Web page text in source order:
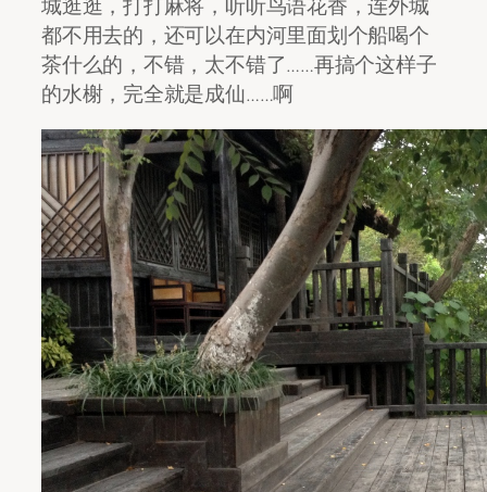
城逛逛，打打麻将，听听鸟语花香，连外城
都不用去的，还可以在内河里面划个船喝个
茶什么的，不错，太不错了……再搞个这样子
的水榭，完全就是成仙……啊